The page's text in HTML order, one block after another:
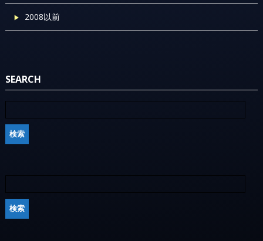
2008以前
SEARCH